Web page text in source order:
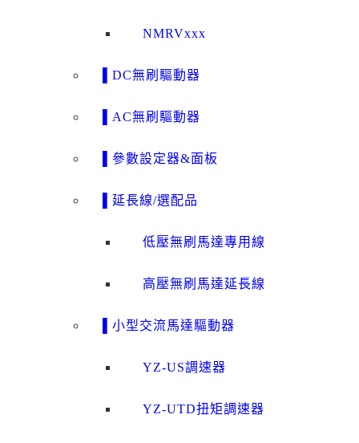
NMRVxxx
▌DC無刷驅動器
▌AC無刷驅動器
▌參數設定器&面板
▌延長線/選配品
低壓無刷馬達專用線
高壓無刷馬達延長線
▌小型交流馬達驅動器
YZ-US調速器
YZ-UTD扭矩調速器